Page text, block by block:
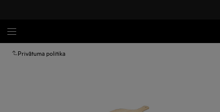
Privātuma politika